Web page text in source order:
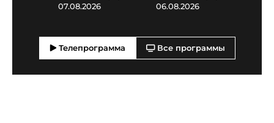
07.08.2026
06.08.2026
Телепрограмма Все программы